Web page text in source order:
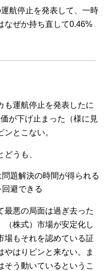
航停止を発表して、一時
なぜか持ち直して0.46%
も運航停止を発表したに
が下げ止まった（様に見
とこない。
うも、
題解決の時間が得られる
避できる
最悪の局面は過ぎ去った
（株式）市場が安定化し
場もそれを認めている証
はりピンと来ない。ま
そう動いているというこ